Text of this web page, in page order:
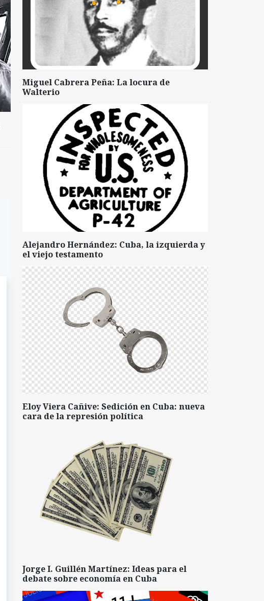
Miguel Cabrera Peña: La locura de
Walterio
Alejandro Hernández: Cuba, la izquierda y
el viejo testamento
Eloy Viera Cañive: Sedición en Cuba: nueva
cara de la represión política
Jorge I. Guillén Martínez: Ideas para el
debate sobre economía en Cuba